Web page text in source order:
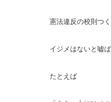
憲法違反の校則つ
イジメはないと嘘
たとえば